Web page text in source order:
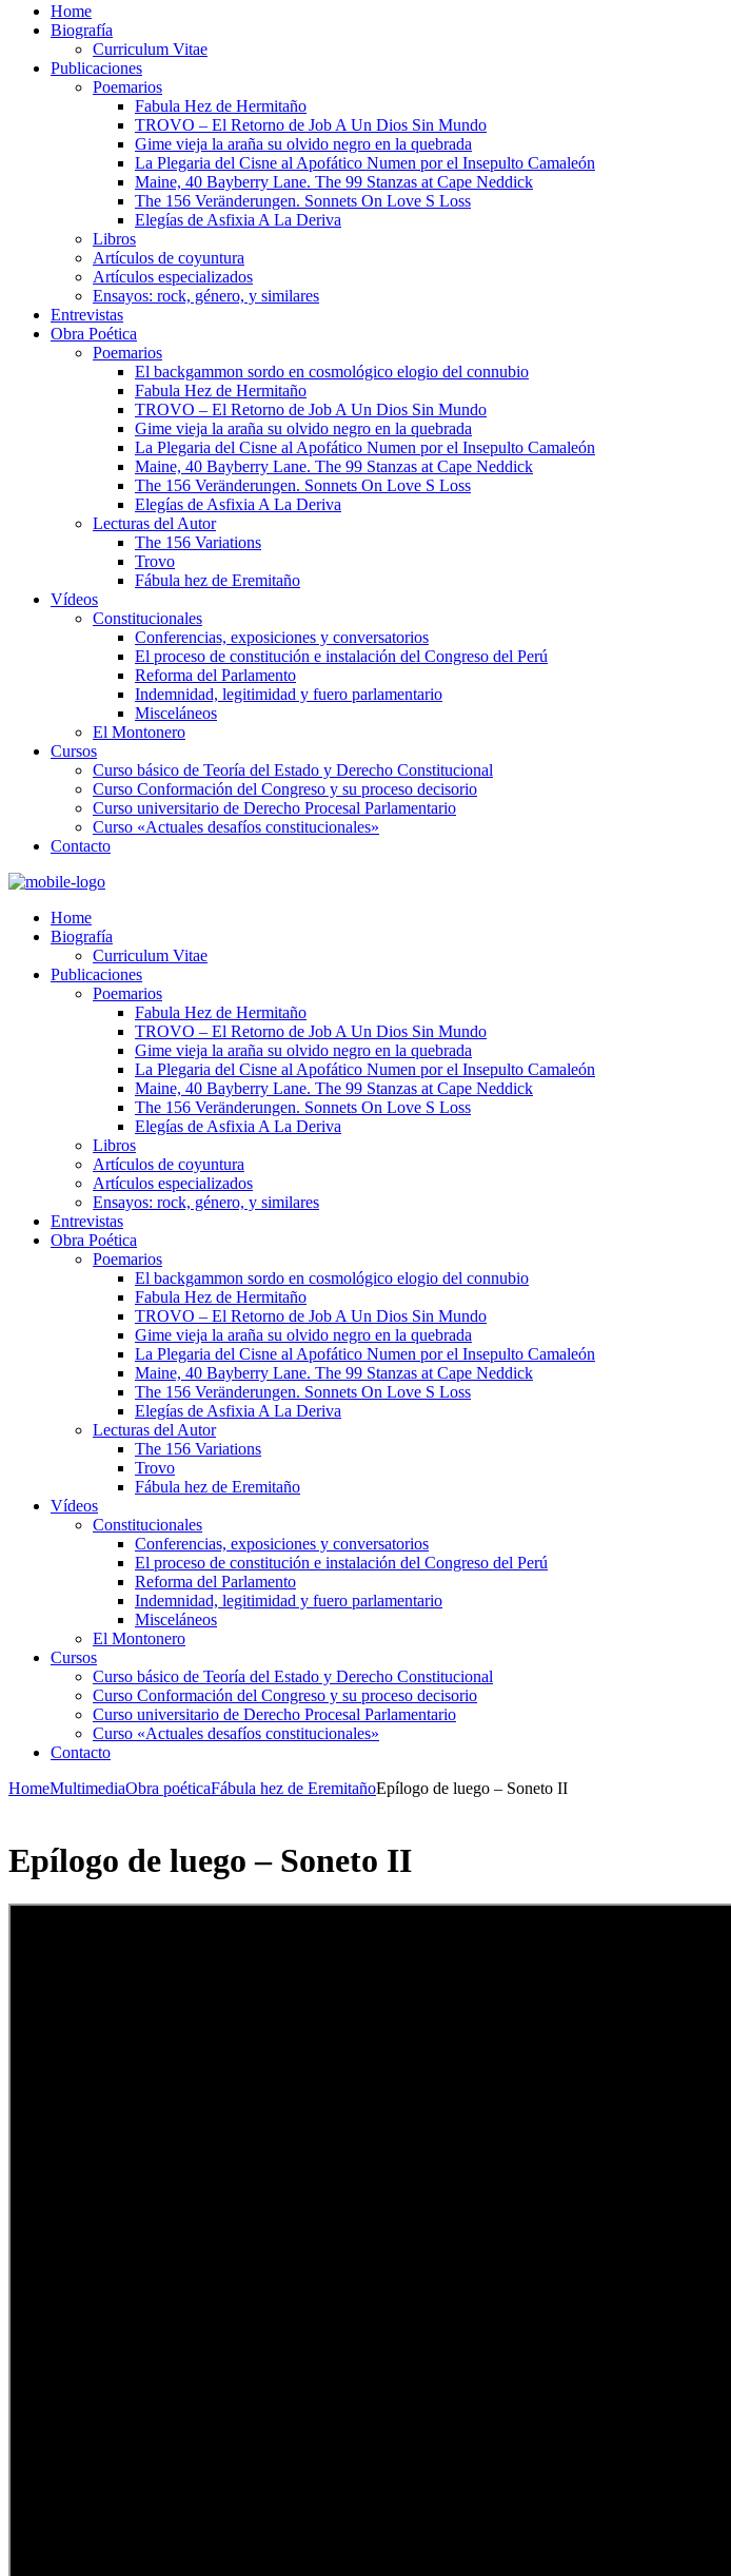
Home
Biografía
Curriculum Vitae​
Publicaciones
Poemarios
Fabula Hez de Hermitaño
TROVO – El Retorno de Job A Un Dios Sin Mundo
Gime vieja la araña su olvido negro en la quebrada
La Plegaria del Cisne al Apofático Numen por el Insepulto Camaleón
Maine, 40 Bayberry Lane. The 99 Stanzas at Cape Neddick
The 156 Veränderungen. Sonnets On Love S Loss
Elegías de Asfixia A La Deriva
Libros
Artículos de coyuntura
Artículos especializados
Ensayos: rock, género, y similares
Entrevistas
Obra Poética
Poemarios
El backgammon sordo en cosmológico elogio del connubio
Fabula Hez de Hermitaño
TROVO – El Retorno de Job A Un Dios Sin Mundo
Gime vieja la araña su olvido negro en la quebrada
La Plegaria del Cisne al Apofático Numen por el Insepulto Camaleón
Maine, 40 Bayberry Lane. The 99 Stanzas at Cape Neddick
The 156 Veränderungen. Sonnets On Love S Loss
Elegías de Asfixia A La Deriva
Lecturas del Autor
The 156 Variations
Trovo
Fábula hez de Eremitaño
Vídeos
Constitucionales
Conferencias, exposiciones y conversatorios
El proceso de constitución e instalación del Congreso del Perú
Reforma del Parlamento
Indemnidad, legitimidad y fuero parlamentario
Misceláneos
El Montonero
Cursos
Curso básico de Teoría del Estado y Derecho Constitucional
Curso Conformación del Congreso y su proceso decisorio
Curso universitario de Derecho Procesal Parlamentario
Curso «Actuales desafíos constitucionales»
Contacto
Home
Biografía
Curriculum Vitae​
Publicaciones
Poemarios
Fabula Hez de Hermitaño
TROVO – El Retorno de Job A Un Dios Sin Mundo
Gime vieja la araña su olvido negro en la quebrada
La Plegaria del Cisne al Apofático Numen por el Insepulto Camaleón
Maine, 40 Bayberry Lane. The 99 Stanzas at Cape Neddick
The 156 Veränderungen. Sonnets On Love S Loss
Elegías de Asfixia A La Deriva
Libros
Artículos de coyuntura
Artículos especializados
Ensayos: rock, género, y similares
Entrevistas
Obra Poética
Poemarios
El backgammon sordo en cosmológico elogio del connubio
Fabula Hez de Hermitaño
TROVO – El Retorno de Job A Un Dios Sin Mundo
Gime vieja la araña su olvido negro en la quebrada
La Plegaria del Cisne al Apofático Numen por el Insepulto Camaleón
Maine, 40 Bayberry Lane. The 99 Stanzas at Cape Neddick
The 156 Veränderungen. Sonnets On Love S Loss
Elegías de Asfixia A La Deriva
Lecturas del Autor
The 156 Variations
Trovo
Fábula hez de Eremitaño
Vídeos
Constitucionales
Conferencias, exposiciones y conversatorios
El proceso de constitución e instalación del Congreso del Perú
Reforma del Parlamento
Indemnidad, legitimidad y fuero parlamentario
Misceláneos
El Montonero
Cursos
Curso básico de Teoría del Estado y Derecho Constitucional
Curso Conformación del Congreso y su proceso decisorio
Curso universitario de Derecho Procesal Parlamentario
Curso «Actuales desafíos constitucionales»
Contacto
HomeMultimediaObra poéticaFábula hez de EremitañoEpílogo de luego – Soneto II
Epílogo de luego – Soneto II